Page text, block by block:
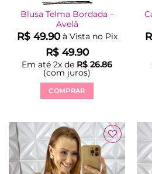
Blusa Telma Bordada –
Avelã
R$49.90 à Vista no Pix
R$49.90
Em até 2x de R$ 26.86
(com juros)
COMPRAR
tem
várias
variantes.
As
Adicionar
à Lista